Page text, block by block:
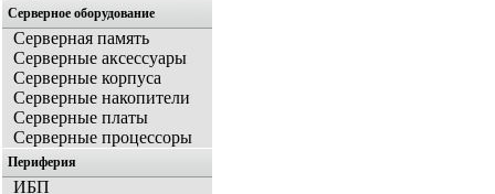
Серверное оборудование
Серверная память
Серверные аксессуары
Серверные корпуса
Серверные накопители
Серверные платы
Серверные процессоры
Периферия
ИБП